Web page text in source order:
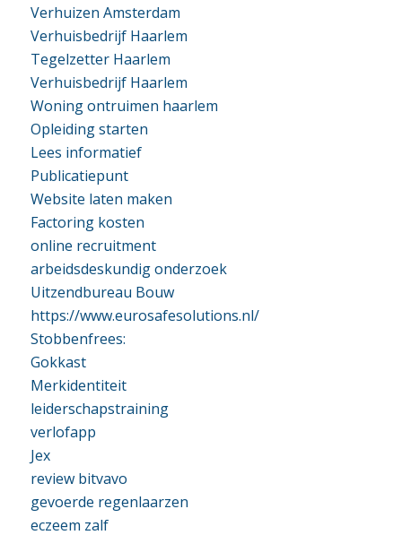
Verhuizen Amsterdam
Verhuisbedrijf Haarlem
Tegelzetter Haarlem
Verhuisbedrijf Haarlem
Woning ontruimen haarlem
Opleiding starten
Lees informatief
Publicatiepunt
Website laten maken
Factoring kosten
online recruitment
arbeidsdeskundig onderzoek
Uitzendbureau Bouw
https://www.eurosafesolutions.nl/
Stobbenfrees:
Gokkast
Merkidentiteit
leiderschapstraining
verlofapp
Jex
review bitvavo
gevoerde regenlaarzen
eczeem zalf